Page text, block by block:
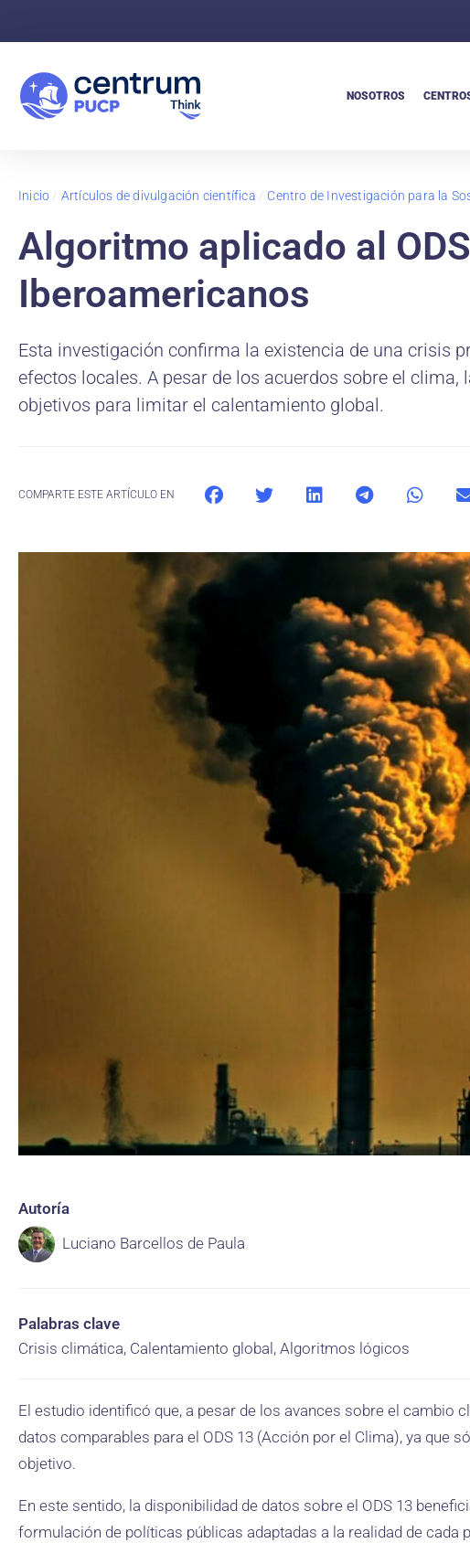
NOSOTROS
Inicio / Artículos de divulgación científica / Centro de Investigación para la
Algoritmo aplicado al
Iberoamericanos
Esta investigación confirma la existencia de una crisis
efectos locales. A pesar de los acuerdos sobre el
objetivos para limitar el calentamiento global.
COMPARTE ESTE ARTÍCULO EN
Autoría
Luciano Barcellos de Paula
Palabras clave
Crisis climática, Calentamiento global, Algoritmos lógicos
El estudio identificó que, a pesar de los avances sobre el cambio
datos comparables para el ODS 13 (Acción por el Clima), ya que
objetivo.
En este sentido, la disponibilidad de datos sobre el ODS 13
formulación de políticas públicas adaptadas a la realidad de cada